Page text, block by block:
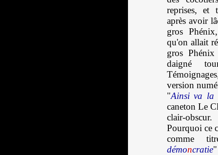
reprises, et
après avoir
gros
qu'on allait
gros
daigné
version
"Ainsi va la
caneton Le
clair-obscur.
Pourquoi ce
comme
démoncratie"